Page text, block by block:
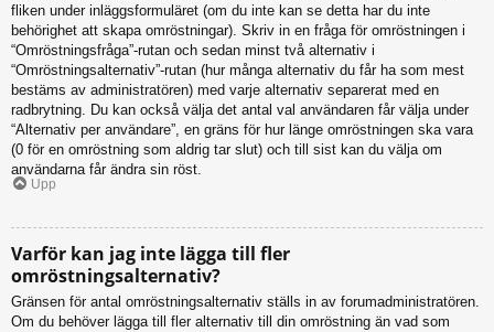
fliken under inläggsformuläret (om du inte kan se detta har du inte
behörighet att skapa omröstningar). Skriv in en fråga för omröstningen i
“Omröstningsfråga”-rutan och sedan minst två alternativ i
“Omröstningsalternativ”-rutan (hur många alternativ du får ha som mest
bestäms av administratören) med varje alternativ separerat med en
radbrytning. Du kan också välja det antal val användaren får välja under
“Alternativ per användare”, en gräns för hur länge omröstningen ska vara
(0 för en omröstning som aldrig tar slut) och till sist kan du välja om
användarna får ändra sin röst.
Upp
Varför kan jag inte lägga till fler
omröstningsalternativ?
Gränsen för antal omröstningsalternativ ställs in av forumadministratören.
Om du behöver lägga till fler alternativ till din omröstning än vad som